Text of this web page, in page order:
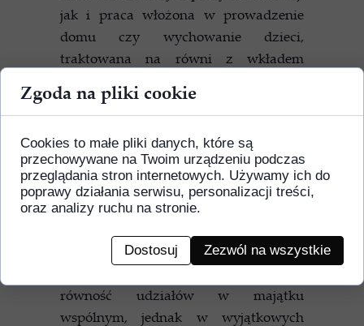
jak i praca włożona w prowadzenie
domu czy wychowanie dzieci,
traktowana na równi z wkładem
majątku po rozwodzie uwzględnia
Kiedy jest możliwy
procentowy podział majątku
po rozwodzie?
Zgodnie z zasadą wynikającą z
równość udziałów w majątku
wspólnym, jednak w wyjątkowych
Zgoda na pliki cookie
Cookies to małe pliki danych, które są
przechowywane na Twoim urządzeniu podczas
przeglądania stron internetowych. Używamy ich do
poprawy działania serwisu, personalizacji treści,
oraz analizy ruchu na stronie.
Dostosuj Zezwól na wszystkie